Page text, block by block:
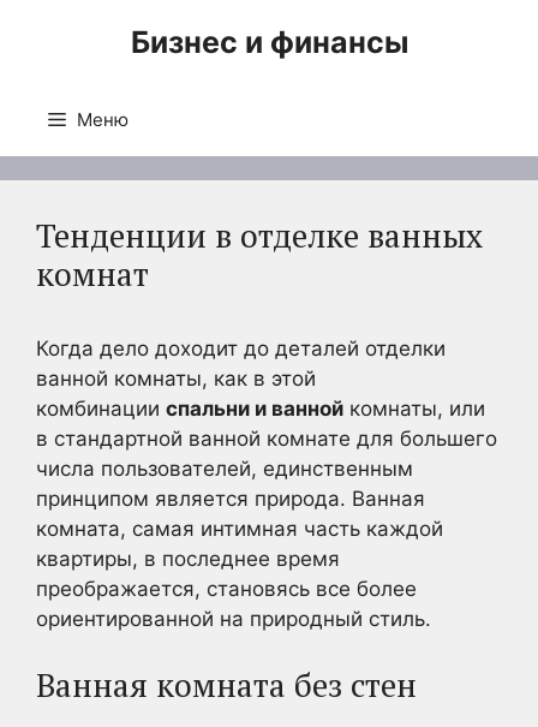
Бизнес и финансы
Меню
Тенденции в отделке ванных
комнат
Когда дело доходит до деталей отделки
ванной комнаты, как в этой
комбинации спальни и ванной комнаты, или
в стандартной ванной комнате для большего
числа пользователей, единственным
принципом является природа. Ванная
комната, самая интимная часть каждой
квартиры, в последнее время
преображается, становясь все более
ориентированной на природный стиль.
Ванная комната без стен